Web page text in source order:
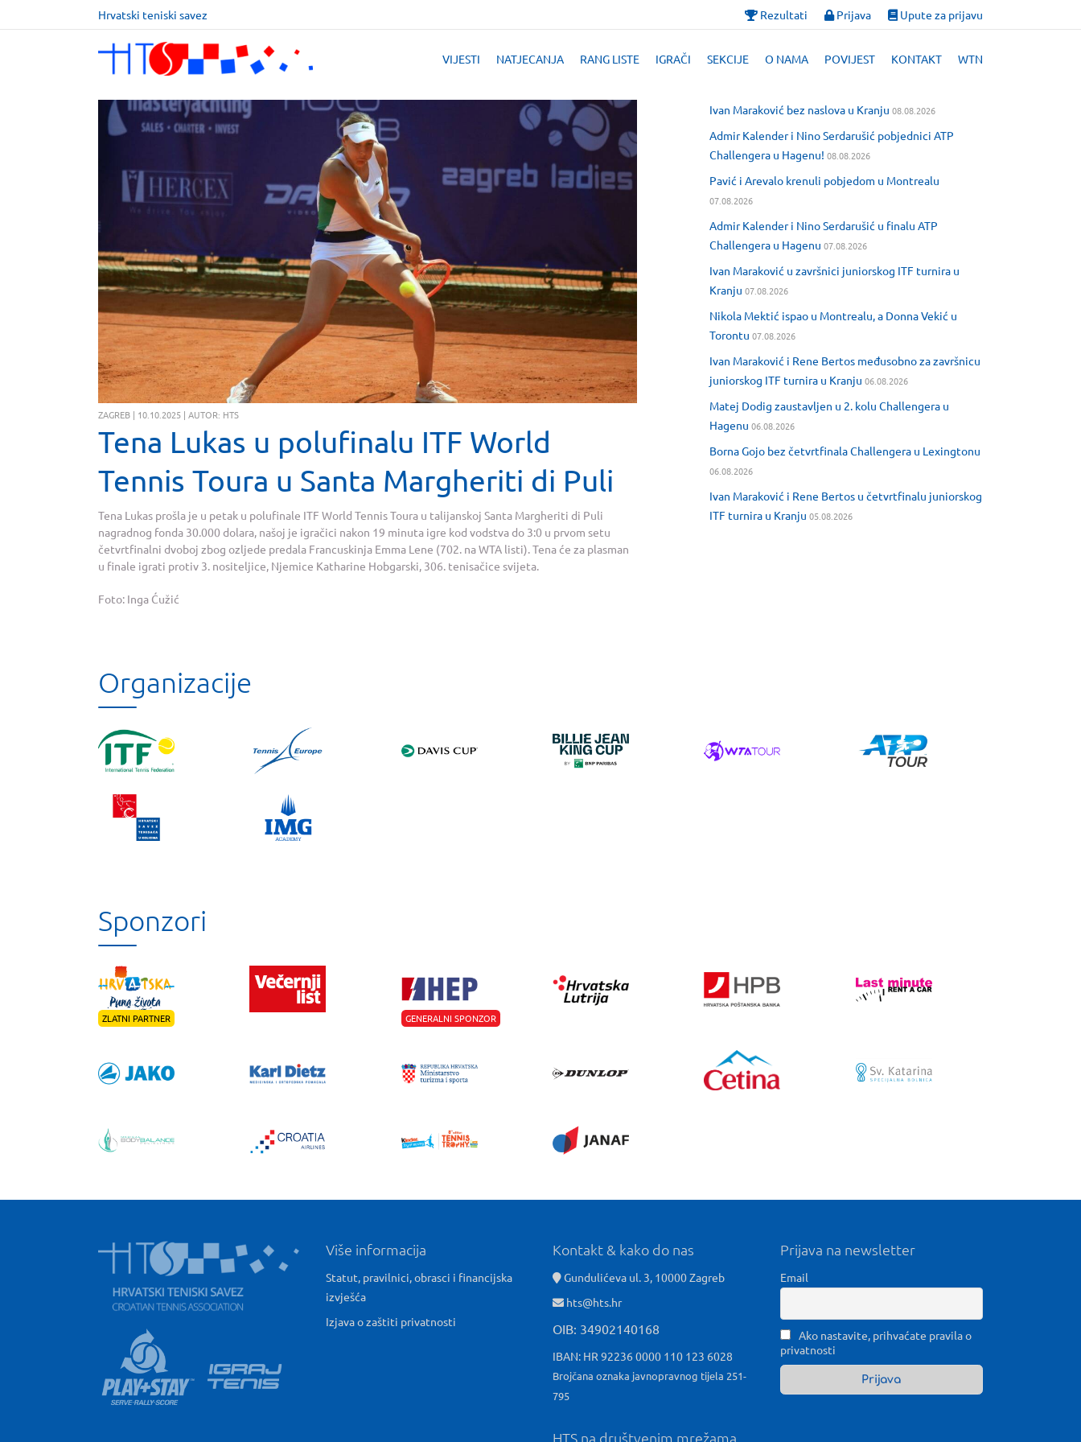
Hrvatski teniski savez Rezultati Prijava Upute za prijavu
VIJESTI NATJECANJA RANG LISTE IGRAČI SEKCIJE O NAMA POVIJEST KONTAKT WTN
ZAGREB | 10.10.2025 | AUTOR: HTS
Tena Lukas u polufinalu ITF World
Tennis Toura u Santa Margheriti di Puli
Tena Lukas prošla je u petak u polufinale ITF World Tennis Toura u talijanskoj Santa Margheriti di Puli
nagradnog fonda 30.000 dolara, našoj je igračici nakon 19 minuta igre kod vodstva do 3:0 u prvom setu
četvrtfinalni dvoboj zbog ozljede predala Francuskinja Emma Lene (702. na WTA listi). Tena će za plasman
u finale igrati protiv 3. nositeljice, Njemice Katharine Hobgarski, 306. tenisačice svijeta.
Foto: Inga Ćužić
Ivan Maraković bez naslova u Kranju 08.08.2026
Admir Kalender i Nino Serdarušić pobjednici ATP
Challengera u Hagenu! 08.08.2026
Pavić i Arevalo krenuli pobjedom u Montrealu
07.08.2026
Admir Kalender i Nino Serdarušić u finalu ATP
Challengera u Hagenu 07.08.2026
Ivan Maraković u završnici juniorskog ITF turnira u
Kranju 07.08.2026
Nikola Mektić ispao u Montrealu, a Donna Vekić u
Torontu 07.08.2026
Ivan Maraković i Rene Bertos međusobno za završnicu
juniorskog ITF turnira u Kranju 06.08.2026
Matej Dodig zaustavljen u 2. kolu Challengera u
Hagenu 06.08.2026
Borna Gojo bez četvrtfinala Challengera u Lexingtonu
06.08.2026
Ivan Maraković i Rene Bertos u četvrtfinalu juniorskog
ITF turnira u Kranju 05.08.2026
Organizacije
Sponzori
ZLATNI PARTNER GENERALNI SPONZOR
Više informacija
Statut, pravilnici, obrasci i financijska
izvješća
Izjava o zaštiti privatnosti
Kontakt & kako do nas
Gundulićeva ul. 3, 10000 Zagreb
hts@hts.hr
OIB: 34902140168
IBAN: HR 92236 0000 110 123 6028
Brojčana oznaka javnopravnog tijela 251-
795
HTS na društvenim mrežama
Prijava na newsletter
Email
Ako nastavite, prihvaćate pravila o
privatnosti